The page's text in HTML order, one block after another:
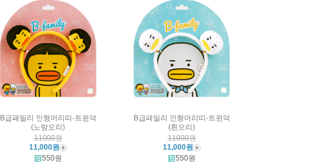
B급패밀리 인형머리띠-트윈덕
(노랑오리)
11000원
11,000원
550원
B급패밀리 인형머리띠-트윈덕
(흰오리)
11000원
11,000원
550원